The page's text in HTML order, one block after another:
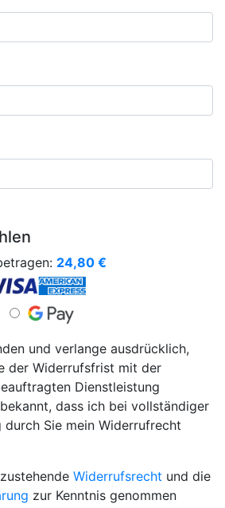
24,80 €
und verlange ausdrücklich,
der Widerrufsfrist mit der
Dienstleistung
dass ich bei vollständiger
Sie mein Widerrufrecht
Widerrufsrecht und die
zur Kenntnis genommen